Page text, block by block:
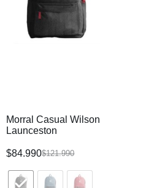
Morral Casual Wilson
Launceston
$121.990
$84.990